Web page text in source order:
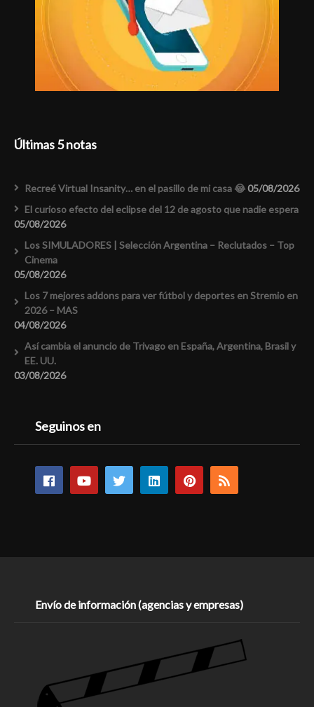
Últimas 5 notas
Recreé Virtual Insanity… en el pasillo de mi casa 😂05/08/2026
El curioso efecto del eclipse del 12 de agosto que nadie espera
05/08/2026
Los SIMULADORES | Selección Argentina – Reclutados – Top
Cinema
05/08/2026
Los 7 mejores addons para ver fútbol y deportes en Stremio en
2026 – MAS
04/08/2026
Así cambia el anuncio de Trivago en España, Argentina, Brasil y
EE. UU.
03/08/2026
Seguinos en
Envío de información (agencias y empresas)